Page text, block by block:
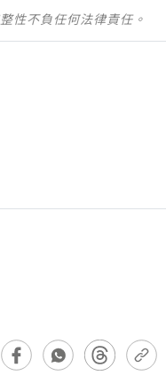
性不負任何法律責任。